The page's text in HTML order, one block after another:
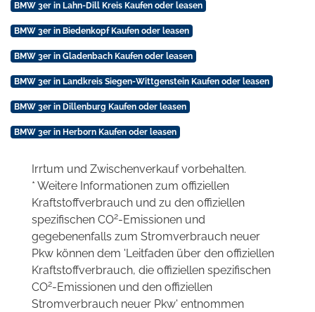
BMW 3er in Lahn-Dill Kreis Kaufen oder leasen
BMW 3er in Biedenkopf Kaufen oder leasen
BMW 3er in Gladenbach Kaufen oder leasen
BMW 3er in Landkreis Siegen-Wittgenstein Kaufen oder leasen
BMW 3er in Dillenburg Kaufen oder leasen
BMW 3er in Herborn Kaufen oder leasen
Irrtum und Zwischenverkauf vorbehalten.
* Weitere Informationen zum offiziellen
Kraftstoffverbrauch und zu den offiziellen
spezifischen CO2-Emissionen und
gegebenenfalls zum Stromverbrauch neuer
Pkw können dem 'Leitfaden über den offiziellen
Kraftstoffverbrauch, die offiziellen spezifischen
CO2-Emissionen und den offiziellen
Stromverbrauch neuer Pkw' entnommen